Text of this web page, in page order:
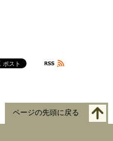
ページの先頭に戻る